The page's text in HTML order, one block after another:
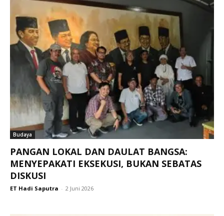
Budaya
PANGAN LOKAL DAN DAULAT BANGSA:
MENYEPAKATI EKSEKUSI, BUKAN SEBATAS
DISKUSI
ET Hadi Saputra - 2 Juni 2026